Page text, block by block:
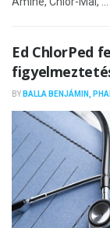
Ed ChlorPed
BY BALLA BENJÁMIN,